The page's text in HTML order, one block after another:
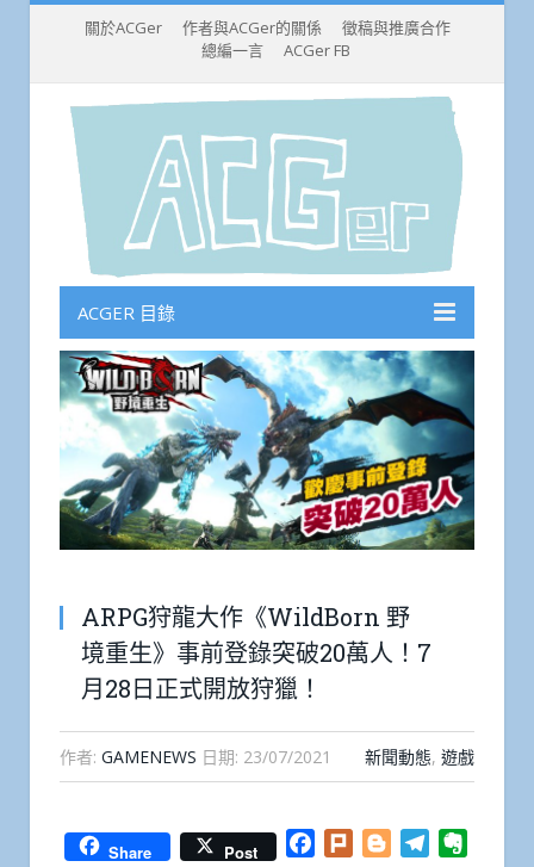
關於ACGer 作者與ACGer的關係
徵稿與推廣合作
總編一言
ACGer FB
ACGER 目錄
ARPG狩龍大作《WildBorn 野
境重生》事前登錄突破20萬人！7
月28日正式開放狩獵！
作者: GAMENEWS 日期: 23/07/2021 新聞動態, 遊戲
Share Post Facebook
Plurk BloggerTelegram